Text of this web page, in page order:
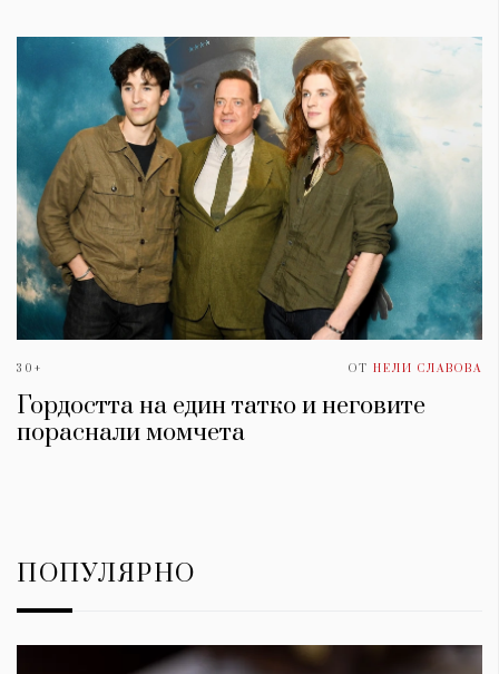
30+ ОТ НЕЛИ СЛАВОВА
Гордостта на един татко и неговите
пораснали момчета
ПОПУЛЯРНО